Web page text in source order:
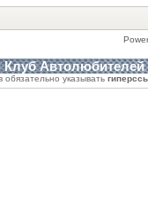
Автолюбителей
указывать